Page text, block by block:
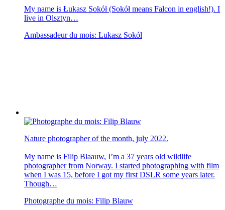
My name is Łukasz Sokół (Sokół means Falcon in english!). I
live in Olsztyn…
Ambassadeur du mois: Lukasz Sokól
Nature photographer of the month, july 2022.
My name is Filip Blaauw, I’m a 37 years old wildlife
photographer from Norway. I started photographing with film
when I was 15, before I got my first DSLR some years later.
Though…
Photographe du mois: Filip Blauw